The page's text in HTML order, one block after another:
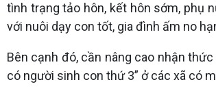
tình trạng tảo hôn, kết hôn sớm, phụ
với nuôi dạy con tốt, gia đình ấm no
Bên cạnh đó, cần nâng cao nhận
có người sinh con thứ 3” ở các xã có